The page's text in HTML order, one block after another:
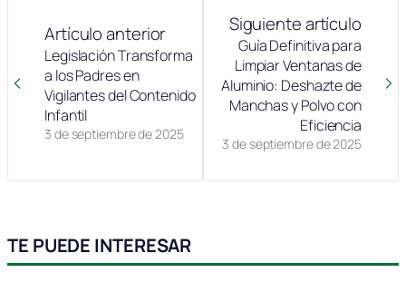
Artículo anterior
3 de septiembre de 2025
Legislación Transforma
a los Padres en
Vigilantes del Contenido
Infantil
Siguiente artículo
3 de septiembre de 2025
Guía Definitiva para
Limpiar Ventanas de
Aluminio: Deshazte de
Manchas y Polvo con
Eficiencia
TE PUEDE INTERESAR